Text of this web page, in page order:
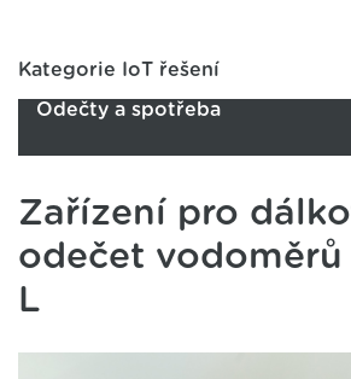
Kategorie IoT řešení
Odečty a spotřeba
Zařízení pro
odečet vodoměrů
L